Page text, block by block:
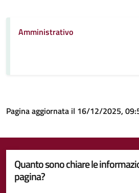
Amministrativo
Pagina aggiornata il 16/12/2025,
Quanto sono chiare le
pagina?